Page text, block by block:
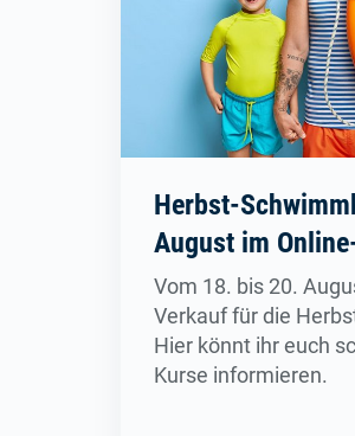
Herbst-
August im
Vom 18. bis 20.
Verkauf für die
Hier könnt ihr euch
Kurse informieren.